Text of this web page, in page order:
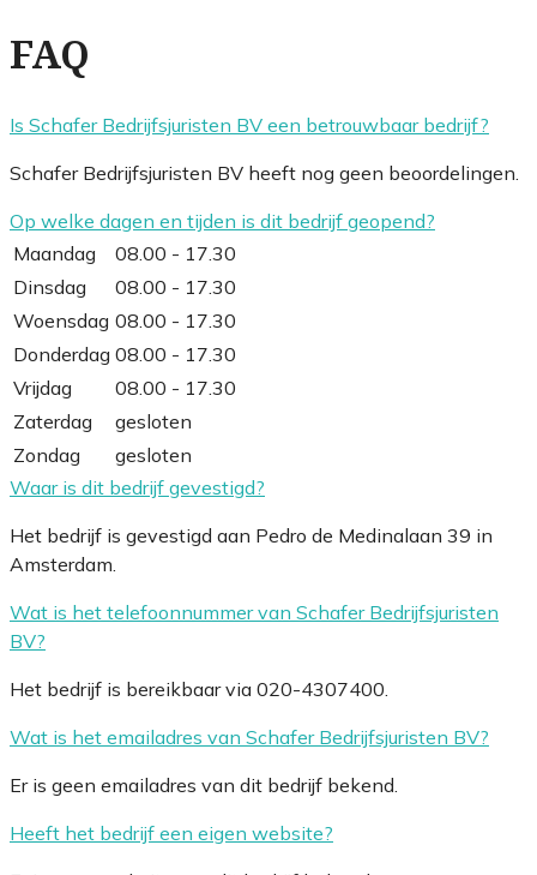
FAQ
Is Schafer Bedrijfsjuristen BV een betrouwbaar bedrijf?
Schafer Bedrijfsjuristen BV heeft nog geen beoordelingen.
Op welke dagen en tijden is dit bedrijf geopend?
Maandag
08.00 - 17.30
Dinsdag
08.00 - 17.30
Woensdag 08.00 - 17.30
Donderdag 08.00 - 17.30
Vrijdag
08.00 - 17.30
Zaterdag
gesloten
Zondag
gesloten
Waar is dit bedrijf gevestigd?
Het bedrijf is gevestigd aan Pedro de Medinalaan 39 in
Amsterdam.
Wat is het telefoonnummer van Schafer Bedrijfsjuristen
BV?
Het bedrijf is bereikbaar via 020-4307400.
Wat is het emailadres van Schafer Bedrijfsjuristen BV?
Er is geen emailadres van dit bedrijf bekend.
Heeft het bedrijf een eigen website?